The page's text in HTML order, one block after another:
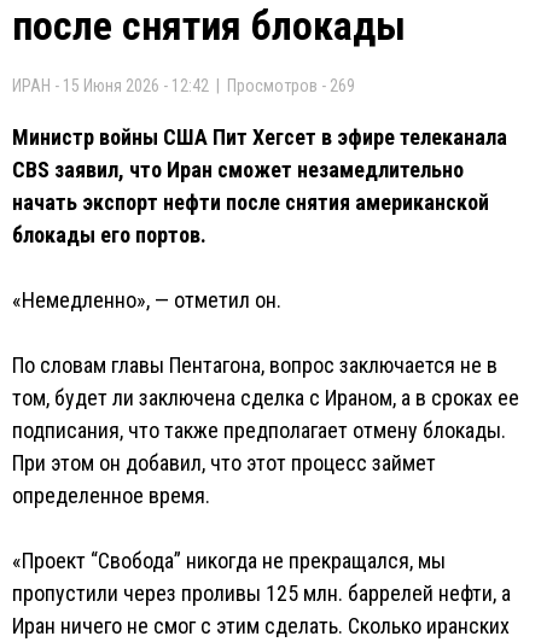
после снятия блокады
ИРАН - 15 Июня 2026 - 12:42 | Просмотров - 269
Министр войны США Пит Хегсет в эфире телеканала
CBS заявил, что Иран сможет незамедлительно
начать экспорт нефти после снятия американской
блокады его портов.
«Немедленно», — отметил он.
По словам главы Пентагона, вопрос заключается не в
том, будет ли заключена сделка с Ираном, а в сроках ее
подписания, что также предполагает отмену блокады.
При этом он добавил, что этот процесс займет
определенное время.
«Проект “Свобода” никогда не прекращался, мы
пропустили через проливы 125 млн. баррелей нефти, а
Иран ничего не смог с этим сделать. Сколько иранских